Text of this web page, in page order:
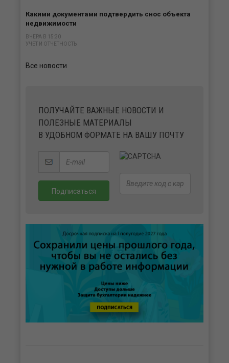
Какими документами подтвердить снос объекта
недвижимости
ВЧЕРА В 15:30
УЧЕТ И ОТЧЕТНОСТЬ
Все новости
ПОЛУЧАЙТЕ ВАЖНЫЕ НОВОСТИ И
ПОЛЕЗНЫЕ МАТЕРИАЛЫ
В УДОБНОМ ФОРМАТЕ НА ВАШУ ПОЧТУ